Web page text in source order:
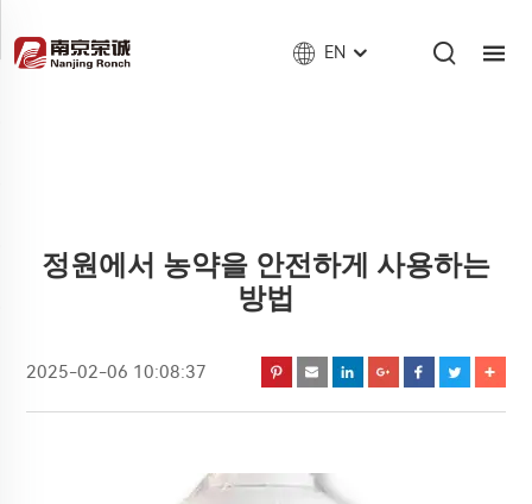
EN
정원에서 농약을 안전하게 사용하는
방법
2025-02-06 10:08:37